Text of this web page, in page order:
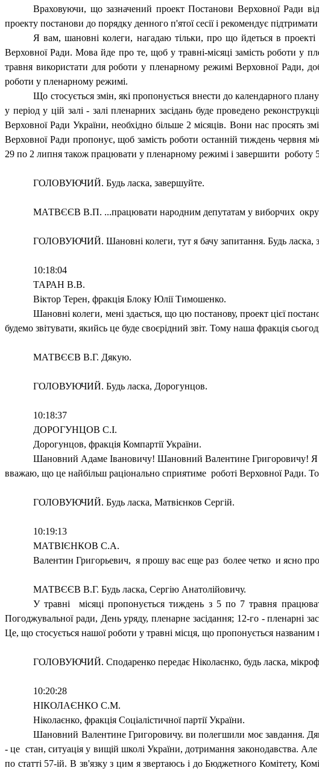
Враховуючи, що зазначений проект Постанови Верховної Ради
проекту постанови до порядку денного п'ятої сесії і рекомендує
Я вам, шановні колеги, нагадаю тільки, про що йдеться в
Верховної Ради. Мова йде про те, щоб у травні-місяці замість роботи у
травня використати для роботи у пленарному режимі Верховної Ради,
роботи у пленарному режимі.
Що стосується змін, які пропонується внести до календарного
у період у цій залі - залі пленарних засідань буде проведено
Верховної Ради України, необхідно більше 2 місяців. Вони нас просять
Верховної Ради пропонує, щоб замість роботи останній тиждень червня
29 по 2 липня також працювати у пленарному режимі і завершити роботу
ГОЛОВУЮЧИЙ. Будь ласка, завершуйте.
МАТВЄЄВ В.П. ...працювати народним депутатам у виборчих
ГОЛОВУЮЧИЙ. Шановні колеги, тут я бачу запитання. Будь ласка,
10:18:04
ТАРАН В.В.
Віктор Терен, фракція Блоку Юлії Тимошенко.
Шановні колеги, мені здається, що цю постанову, проект цієї
будемо звітувати, якийсь це буде своєрідний звіт. Тому наша фракція
МАТВЄЄВ В.Г. Дякую.
ГОЛОВУЮЧИЙ. Будь ласка, Дорогунцов.
10:18:37
ДОРОГУНЦОВ С.І.
Дорогунцов, фракція Компартії України.
Шановний Адаме Івановичу! Шановний Валентине Григоровичу!
вважаю, що це найбільш раціонально сприятиме роботі Верховної Ради.
ГОЛОВУЮЧИЙ. Будь ласка, Матвієнков Сергій.
10:19:13
МАТВІЄНКОВ С.А.
Валентин Григорьевич, я прошу вас еще раз более четко и ясно
МАТВЄЄВ В.Г. Будь ласка, Сергію Анатолійовичу.
У травні
місяці пропонується тиждень з 5 по 7 травня
Погоджувальної ради, День уряду, пленарне засідання; 12-го - пленарні
Це, що стосується нашої роботи у травні місця, що пропонується
ГОЛОВУЮЧИЙ. Сподаренко передає Ніколаєнко, будь ласка,
10:20:28
НІКОЛАЄНКО С.М.
Ніколаєнко, фракція Соціалістичної партії України.
Шановний Валентине Григоровичу. ви полегшили моє завдання.
- це стан, ситуація у вищій школі України, дотримання законодавства.
по статті 57-ій. В зв'язку з цим я звертаюсь і до Бюджетного Комітету,